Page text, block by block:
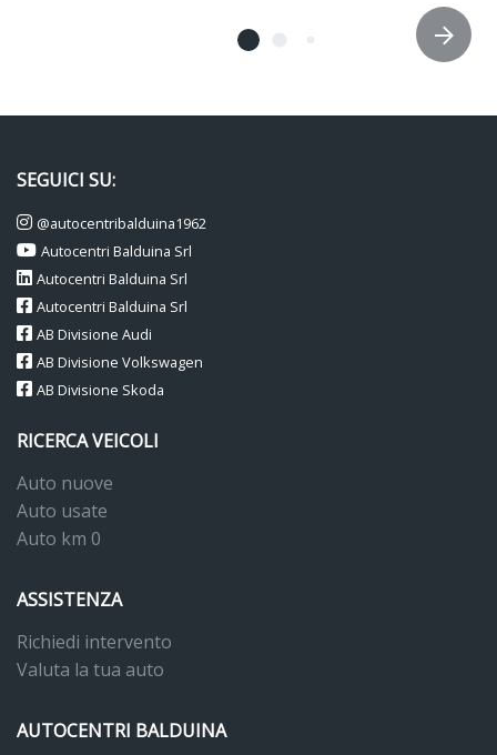
SEGUICI SU:
@autocentribalduina1962
Autocentri Balduina Srl
Autocentri Balduina Srl
Autocentri Balduina Srl
AB Divisione Audi
AB Divisione Volkswagen
AB Divisione Skoda
RICERCA VEICOLI
Auto nuove
Auto usate
Auto km 0
ASSISTENZA
Richiedi intervento
Valuta la tua auto
AUTOCENTRI BALDUINA